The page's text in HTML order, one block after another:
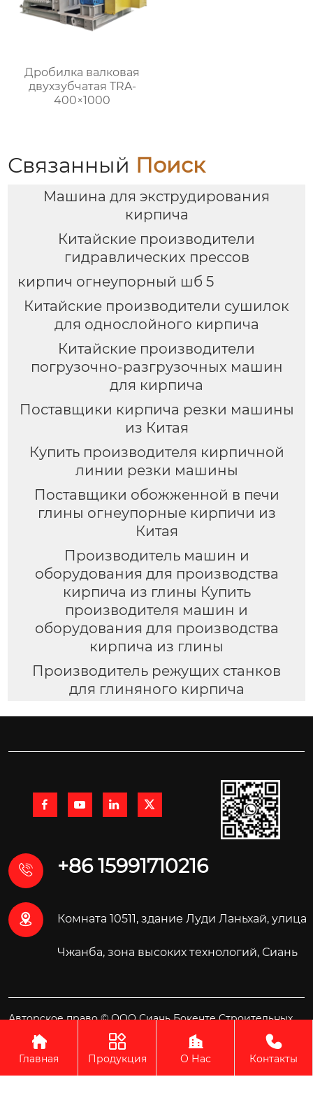
Дробилка валковая
двухзубчатая TRA-
400×1000
Связанный Поиск
Машина для экструдирования
кирпича
Китайские производители
гидравлических прессов
кирпич огнеупорный шб 5
Китайские производители сушилок
для однослойного кирпича
Китайские производители
погрузочно-разгрузочных машин
для кирпича
Поставщики кирпича резки машины
из Китая
Купить производителя кирпичной
линии резки машины
Поставщики обожженной в печи
глины огнеупорные кирпичи из
Китая
Производитель машин и
оборудования для производства
кирпича из глины Купить
производителя машин и
оборудования для производства
кирпича из глины
Производитель режущих станков
для глиняного кирпича
   
 +86 15991710216
 Комната 10511, здание Луди Ланьхай, улица
Чжанба, зона высоких технологий, Сиань
Авторское право © ООО Сиань Бокенте Строительных
Материалов Технология

Главная

Продукция

О Нас

Контакты